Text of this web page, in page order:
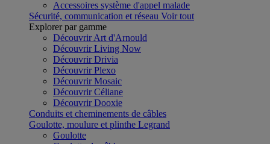
Accessoires système d'appel malade
Sécurité, communication et réseau Voir tout
Explorer par gamme
Découvrir Art d'Arnould
Découvrir Living Now
Découvrir Drivia
Découvrir Plexo
Découvrir Mosaic
Découvrir Céliane
Découvrir Dooxie
Conduits et cheminements de câbles
Goulotte, moulure et plinthe Legrand
Goulotte